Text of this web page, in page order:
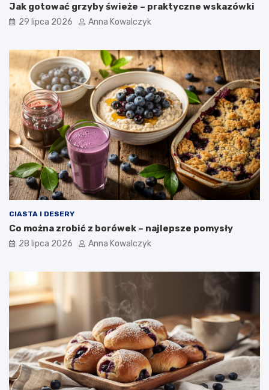
Jak gotować grzyby świeże – praktyczne wskazówki
29 lipca 2026 Anna Kowalczyk
CIASTA I DESERY
Co można zrobić z borówek – najlepsze pomysły
28 lipca 2026 Anna Kowalczyk